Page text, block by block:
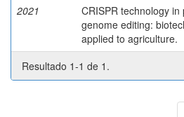
2021
CRISPR technology in
genome editing:
applied to agriculture.
Resultado 1-1 de 1.